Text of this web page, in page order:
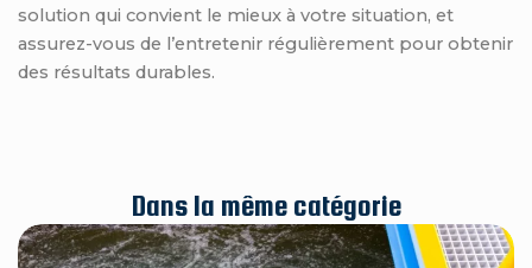
solution qui convient le mieux à votre situation, et
assurez-vous de l’entretenir régulièrement pour obtenir
des résultats durables.
Dans la même catégorie